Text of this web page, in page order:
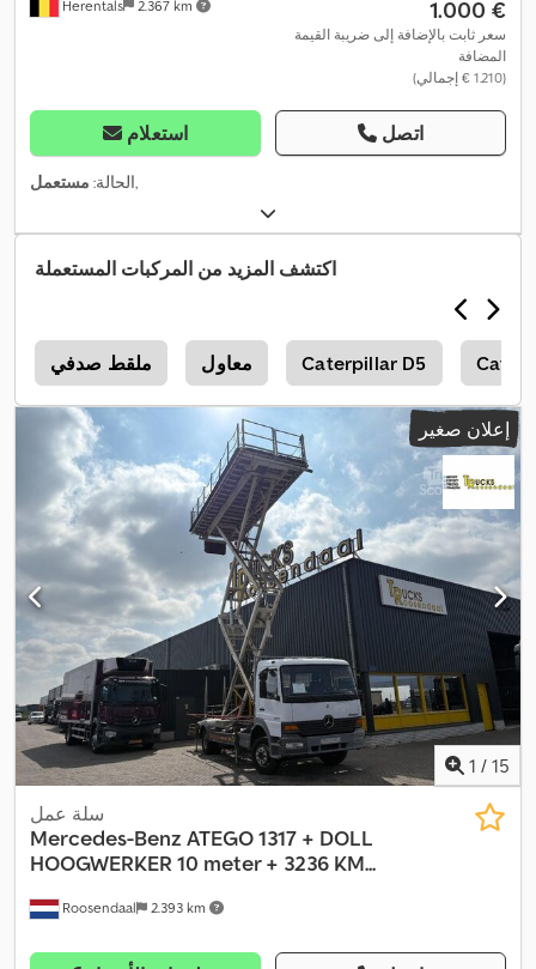
Herentals 2.367 km ‏1.000 €
سعر ثابت بالإضافة إلى ضريبة القيمة
المضافة
(‏1.210 € إجمالي)
استعلام اتصل
الحالة: مستعمل ,
اكتشف المزيد من المركبات المستعملة
ملقط صدفي معاول Caterpillar D5
إعلان صغير
1 / 15
Roosendaal 2.393 km
سلة عمل
Mercedes-Benz ATEGO 1317 + DOLL
HOOGWERKER 10 meter + 3236 KM...